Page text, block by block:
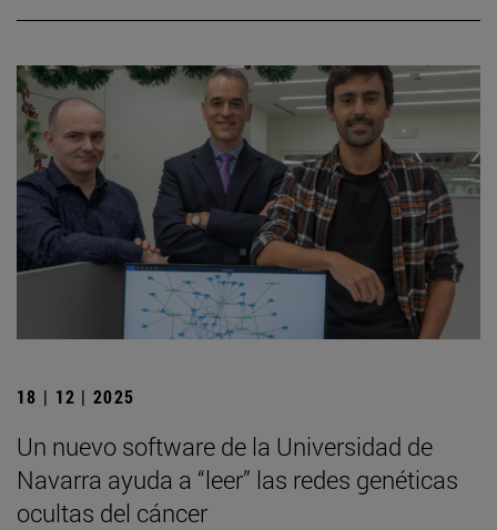
18 | 12 | 2025
Un nuevo software de la Universidad de
Navarra ayuda a “leer” las redes genéticas
ocultas del cáncer